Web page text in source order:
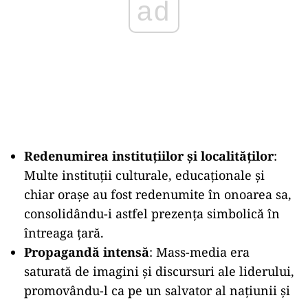
ad
Redenumirea instituțiilor și localităților:
Multe instituții culturale, educaționale și
chiar orașe au fost redenumite în onoarea sa,
consolidându-i astfel prezența simbolică în
întreaga țară.
Propagandă intensă: Mass-media era
saturată de imagini și discursuri ale liderului,
promovându-l ca pe un salvator al națiunii și